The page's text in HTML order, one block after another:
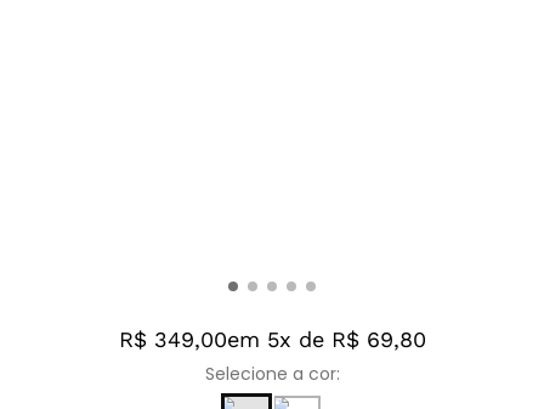
R$ 349,00em 5x de R$ 69,80